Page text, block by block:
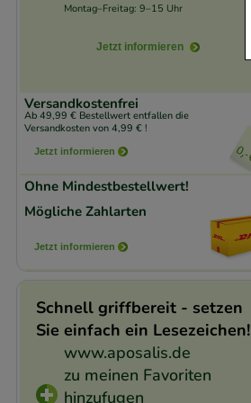
Montag–Freitag: 9–15 Uhr
Jetzt informieren
Versandkostenfrei
Ab 49,99 € Bestellwert entfallen die
Versandkosten von 4,99 € !
Jetzt informieren
Ohne Mindestbestellwert!
Mögliche Zahlarten
Jetzt informieren
Schnell griffbereit - setzen
Sie einfach ein Lesezeichen!
www.aposalis.de
zu meinen Favoriten
hinzufugen